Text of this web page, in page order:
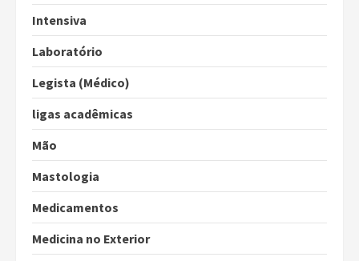
Intensiva
Laboratório
Legista (Médico)
ligas acadêmicas
Mão
Mastologia
Medicamentos
Medicina no Exterior